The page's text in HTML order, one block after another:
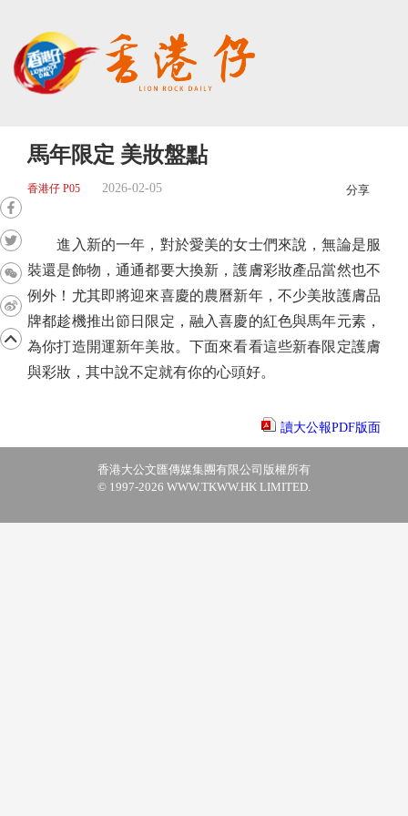
馬年限定 美妝盤點
香港仔 P05 2026-02-05 分享
進入新的一年，對於愛美的女士們來說，無論是服
裝還是飾物，通通都要大換新，護膚彩妝產品當然也不
例外！尤其即將迎來喜慶的農曆新年，不少美妝護膚品
牌都趁機推出節日限定，融入喜慶的紅色與馬年元素，
為你打造開運新年美妝。下面來看看這些新春限定護膚
與彩妝，其中說不定就有你的心頭好。
讀大公報PDF版面
香港大公文匯傳媒集團有限公司版權所有
© 1997-2026 WWW.TKWW.HK LIMITED.